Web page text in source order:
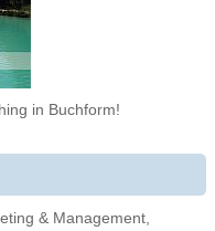
in Buchform!
& Management,